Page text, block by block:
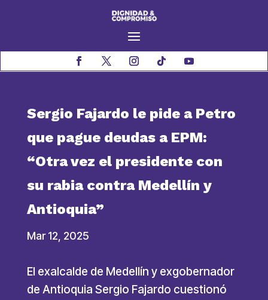
Sergio Fajardo le pide a Petro
que pague deudas a EPM:
“Otra vez el presidente con
su rabia contra Medellín y
Antioquia”
Mar 12, 2025
El exalcalde de Medellín y exgobernador
de Antioquia Sergio Fajardo cuestionó